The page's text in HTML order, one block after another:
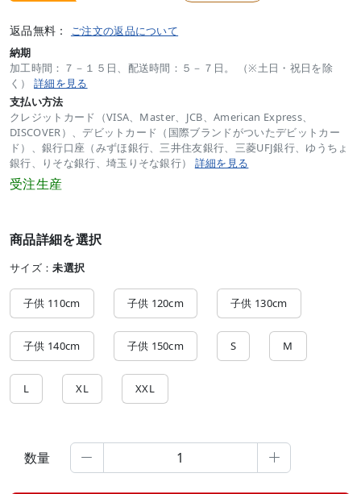
返品無料： ご注文の返品について
納期
加工時間：７－１５日、配送時間：５－７日。 （※土日・祝日を除
く） 詳細を見る
支払い方法
クレジットカード（VISA、Master、JCB、American Express、
DISCOVER）、デビットカード（国際ブランドがついたデビットカー
ド）、銀行口座（みずほ銀行、三井住友銀行、三菱UFJ銀行、ゆうちょ
銀行、りそな銀行、埼玉りそな銀行） 詳細を見る
受注生産
商品詳細を選択
サイズ：未選択
子供 110cm 子供 120cm 子供 130cm
子供 140cm 子供 150cm S M
L XL XXL
数量  